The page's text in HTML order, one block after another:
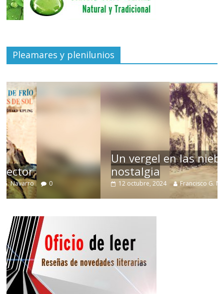
Pleamares y plenilunios
Un vergel en las nieblas de la
nostalgia
12 octubre, 2024 Francisco G. Navarro 0